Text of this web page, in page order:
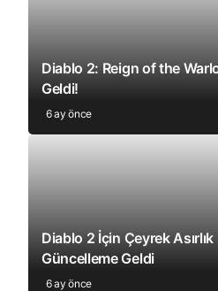
Diablo 2: Reign of the
Geldi!
6 ay önce
Diablo 2 İçin Çeyrek
Güncelleme Geldi
6 ay önce